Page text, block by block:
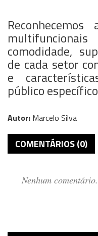
comodidade,
de cada setor
e
público
Autor: Marcelo Silva
COMENTÁRIOS (0)
Nenhum